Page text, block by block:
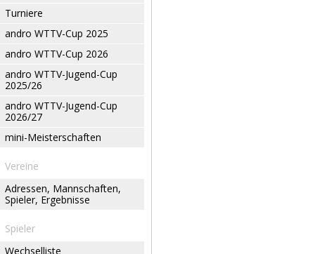
Turniere
andro WTTV-Cup 2025
andro WTTV-Cup 2026
andro WTTV-Jugend-Cup
2025/26
andro WTTV-Jugend-Cup
2026/27
mini-Meisterschaften
Vereine
Adressen, Mannschaften,
Spieler, Ergebnisse
Spieler
Wechselliste